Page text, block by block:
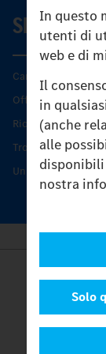
In questo
utenti di
web e di
Il
in
(anche
alle
disponibili
nostra
Solo
SERVIZIO
Caratteristiche di
Offerta di servizio
Ricambi originali
Trovare un partner
Unimog Service